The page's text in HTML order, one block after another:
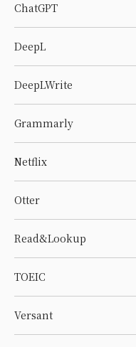
ChatGPT
DeepL
DeepLWrite
Grammarly
Netflix
Otter
Read&Lookup
TOEIC
Versant